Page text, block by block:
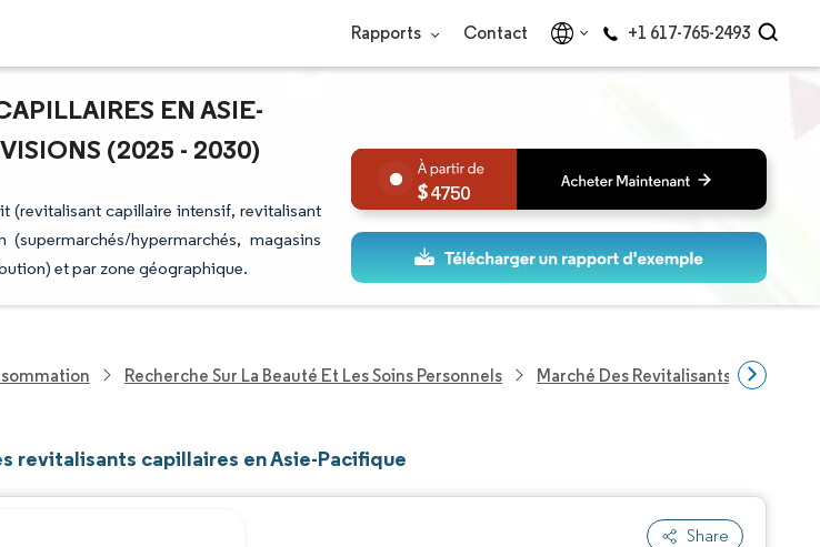
Rapports Contact +1 617-765-2493
EN ASIE-
(2025 - 2030)
(revitalisant capillaire intensif, revitalisant
hypermarchés, magasins
et par zone géographique.
4750
Recherche Sur La Beauté Et Les Soins Personnels Marché Des Revitalisants
revitalisants capillaires en Asie-Pacifique
Share